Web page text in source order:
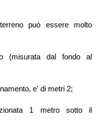
può essere molto
(misurata dal fondo al
e' di metri 2;
1 metro sotto il